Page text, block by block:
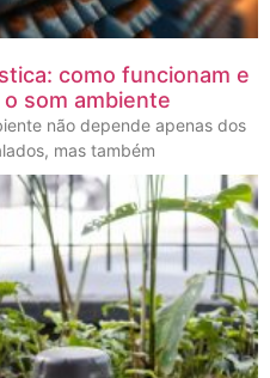
como funcionam e
som ambiente
não depende apenas dos
mas também